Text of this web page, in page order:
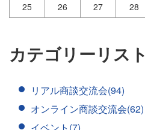
25
26 27 28
カテゴリーリスト
リアル商談交流会(94)
オンライン商談交流会(62)